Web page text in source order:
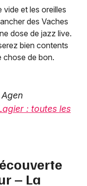
et les oreilles
des Vaches
dose de jazz live.
bien contents
chose de bon.
: toutes les
– La